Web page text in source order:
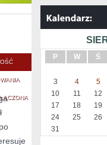
OGRODY
WODNE
P W Ś
3
4 5
10
11 12
17
18 19
24
25 26
31